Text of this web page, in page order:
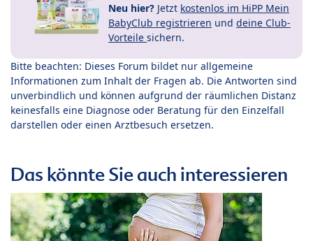
Neu hier? Jetzt kostenlos im HiPP Mein
BabyClub registrieren und deine Club-
Vorteile sichern.
Bitte beachten: Dieses Forum bildet nur allgemeine
Informationen zum Inhalt der Fragen ab. Die Antworten sind
unverbindlich und können aufgrund der räumlichen Distanz
keinesfalls eine Diagnose oder Beratung für den Einzelfall
darstellen oder einen Arztbesuch ersetzen.
Das könnte Sie auch interessieren